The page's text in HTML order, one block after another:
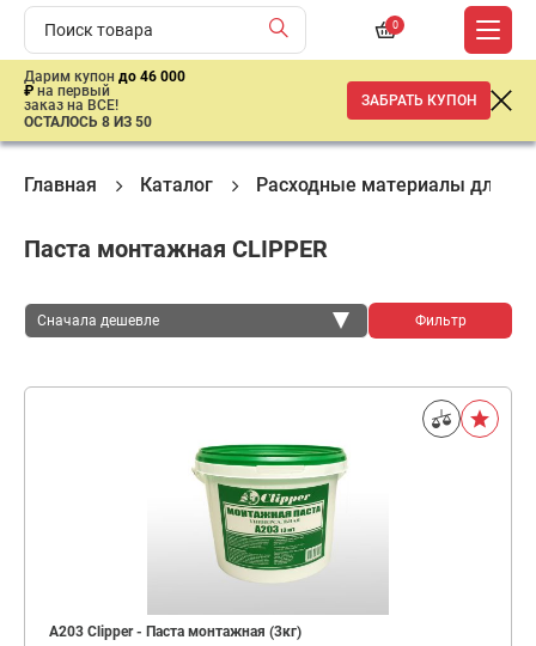
0
Дарим купон до 46 000
₽ на первый
заказ на ВСЕ!
ОСТАЛОСЬ 8 ИЗ 50
ЗАБРАТЬ КУПОН
Главная Каталог Расходные материалы для
Паста монтажная CLIPPER
Сначала дешевле Фильтр
A203 Clipper - Паста монтажная (3кг)